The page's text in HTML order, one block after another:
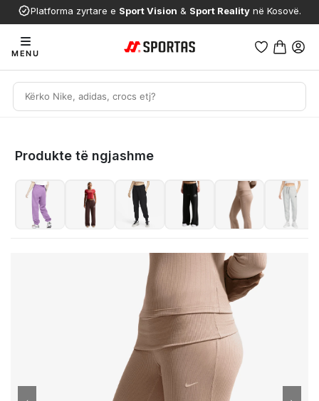
Platforma zyrtare e Sport Vision & Sport Reality në Kosovë.
MENU
Produkte të ngjashme